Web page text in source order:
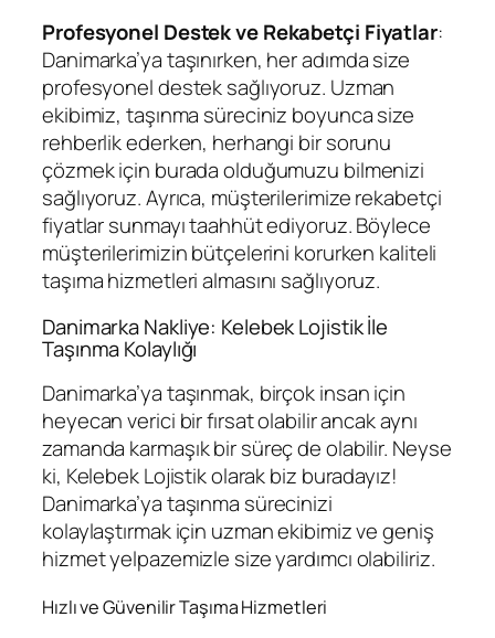
Profesyonel Destek ve Rekabetçi Fiyatlar:
Danimarka’ya taşınırken, her adımda size
profesyonel destek sağlıyoruz. Uzman
ekibimiz, taşınma süreciniz boyunca size
rehberlik ederken, herhangi bir sorunu
çözmek için burada olduğumuzu bilmenizi
sağlıyoruz. Ayrıca, müşterilerimize rekabetçi
fiyatlar sunmayı taahhüt ediyoruz. Böylece
müşterilerimizin bütçelerini korurken kaliteli
taşıma hizmetleri almasını sağlıyoruz.
Danimarka Nakliye: Kelebek Lojistik İle
Taşınma Kolaylığı
Danimarka’ya taşınmak, birçok insan için
heyecan verici bir fırsat olabilir ancak aynı
zamanda karmaşık bir süreç de olabilir. Neyse
ki, Kelebek Lojistik olarak biz buradayız!
Danimarka’ya taşınma sürecinizi
kolaylaştırmak için uzman ekibimiz ve geniş
hizmet yelpazemizle size yardımcı olabiliriz.
Hızlı ve Güvenilir Taşıma Hizmetleri